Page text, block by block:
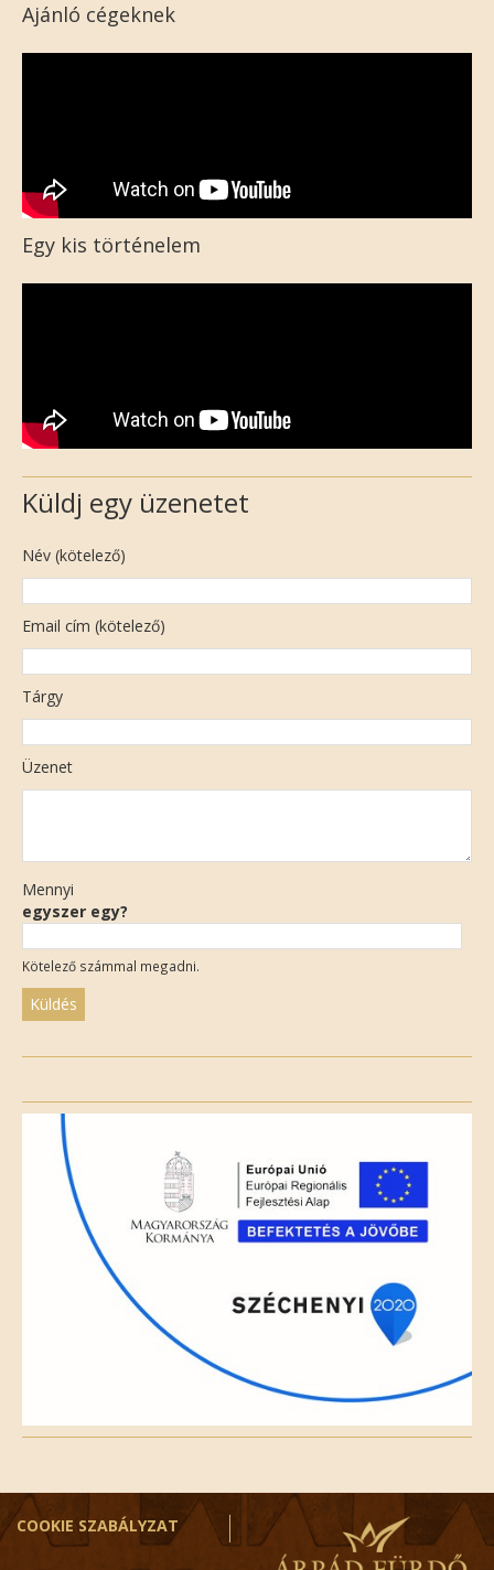
Ajánló cégeknek
Egy kis történelem
Küldj egy üzenetet
Név (kötelező)
Email cím (kötelező)
Tárgy
Üzenet
Mennyi
egyszer egy?
Kötelező számmal megadni.
field
empty.
COOKIE SZABÁLYZAT